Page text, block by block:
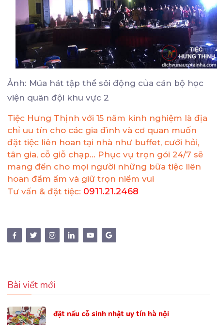
Ảnh: Múa hát tập thể sôi động của cán bộ học
viện quân đội khu vực 2
Tiệc Hưng Thịnh với 15 năm kinh nghiệm là địa
chỉ uu tín cho các gia đình và cơ quan muốn
đặt tiệc liên hoan tại nhà như buffet, cưới hỏi,
tân gia, cỗ giỗ chạp... Phục vụ trọn gói 24/7 sẽ
mang đến cho mọi người những bữa tiệc liên
hoan đầm ấm và giữ trọn niềm vui
Tư vấn & đặt tiệc: 0911.21.2468
Bài viết mới
đặt nấu cỗ sinh nhật uy tín hà nội